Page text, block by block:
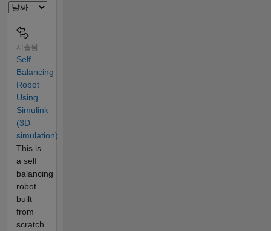
제출됨
Self
Balancing
Robot
Using
Simulink
(3D
simulation)
This is
a self
balancing
robot
built
from
scratch